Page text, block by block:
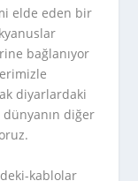
elde eden bir
bağlanıyor
diyarlardaki
dünyanın diğer